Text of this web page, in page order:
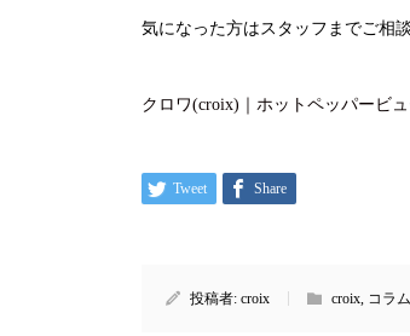
気になった方はスタッフまでご相
クロワ(croix)｜ホットペッパービ
Tweet Share
投稿者: croix croix, コラム